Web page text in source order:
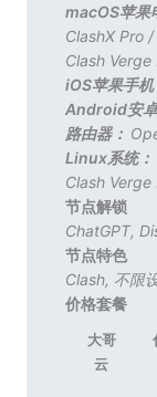
macOS苹果
ClashX Pro/
Clash Verge
iOS苹果手机
Android安卓
路由器：
Linux系统：
Clash Verge
节点解锁
ChatGPT,
节点特色
Clash, 不限
价格套餐
大哥
云